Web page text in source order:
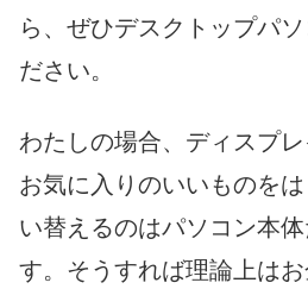
ら、ぜひデスクトップパ
ださい。
わたしの場合、ディスプ
お気に入りのいいものを
い替えるのはパソコン本
す。そうすれば理論上は